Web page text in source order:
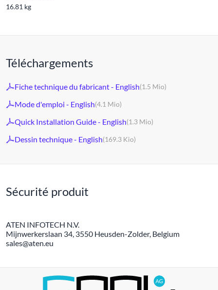
16.81 kg
Téléchargements
Fiche technique du fabricant - English(1.5 Mio)
Mode d'emploi - English(4.1 Mio)
Quick Installation Guide - English(1.3 Mio)
Dessin technique - English(169.3 Kio)
Sécurité produit
ATEN INFOTECH N.V.
Mijnwerkerslaan 34, 3550 Heusden-Zolder, Belgium
sales@aten.eu